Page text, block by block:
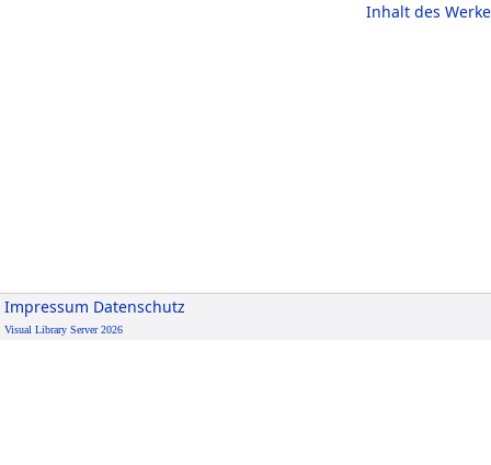
Inhalt des
Impressum Datenschutz
Visual Library Server 2026